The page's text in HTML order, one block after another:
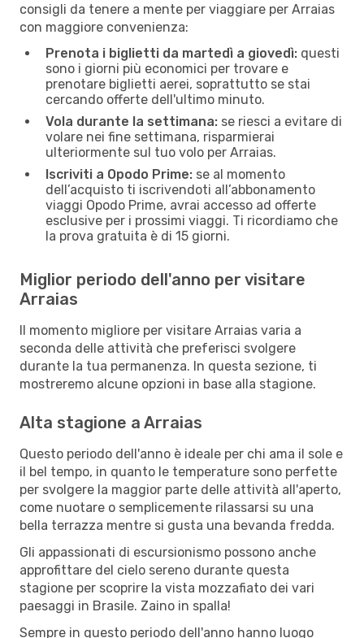
consigli da tenere a mente per viaggiare per Arraias
con maggiore convenienza:
Prenota i biglietti da martedì a giovedì: questi
sono i giorni più economici per trovare e
prenotare biglietti aerei, soprattutto se stai
cercando offerte dell'ultimo minuto.
Vola durante la settimana: se riesci a evitare di
volare nei fine settimana, risparmierai
ulteriormente sul tuo volo per Arraias.
Iscriviti a Opodo Prime: se al momento
dell’acquisto ti iscrivendoti all’abbonamento
viaggi Opodo Prime, avrai accesso ad offerte
esclusive per i prossimi viaggi. Ti ricordiamo che
la prova gratuita è di 15 giorni.
Miglior periodo dell'anno per visitare
Arraias
Il momento migliore per visitare Arraias varia a
seconda delle attività che preferisci svolgere
durante la tua permanenza. In questa sezione, ti
mostreremo alcune opzioni in base alla stagione.
Alta stagione a Arraias
Questo periodo dell'anno è ideale per chi ama il sole e
il bel tempo, in quanto le temperature sono perfette
per svolgere la maggior parte delle attività all'aperto,
come nuotare o semplicemente rilassarsi su una
bella terrazza mentre si gusta una bevanda fredda.
Gli appassionati di escursionismo possono anche
approfittare del cielo sereno durante questa
stagione per scoprire la vista mozzafiato dei vari
paesaggi in Brasile. Zaino in spalla!
Sempre in questo periodo dell'anno hanno luogo